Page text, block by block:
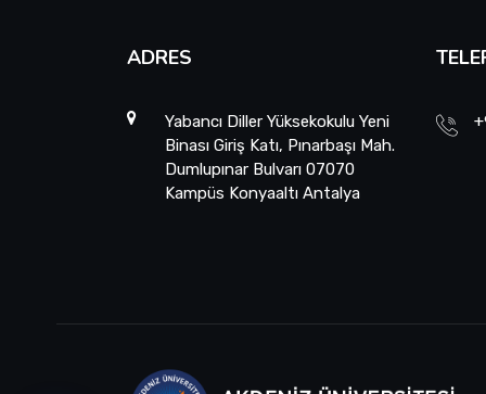
ADRES
Yabancı Diller Yüksekokulu Yeni
Binası Giriş Katı, Pınarbaşı Mah.
Dumlupınar Bulvarı 07070
Kampüs Konyaaltı Antalya